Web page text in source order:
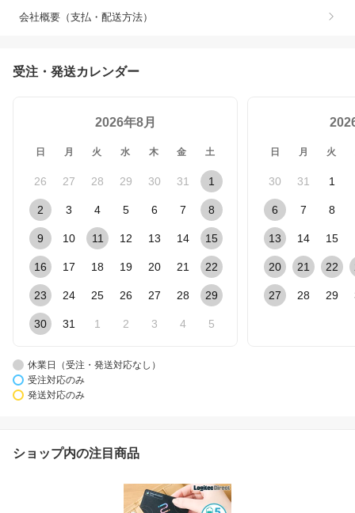
会社概要（支払・配送方法）
受注・発送カレンダー
2026年8月
日 月 火 水 木 金 土
26 27 28 29 30 31 1
2 3 4 5 6 7 8
9 10 11 12 13 14 15
16 17 18 19 20 21 22
23 24 25 26 27 28 29
30 31 1 2 3 4 5
日 月 火
30 31 1
6 7 8
13 14 15
20 21 22
27 28 29
休業日（受注・発送対応なし）
受注対応のみ
発送対応のみ
ショップ内の注目商品